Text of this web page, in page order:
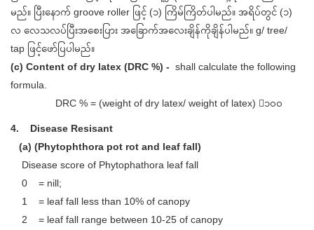
မည်။ ပြီးနောက် groove roller ဖြင့် (၁) ကြိမ်ကြိတ်ပါမည်။ အရိပ်တွင် (၁)
လ လေသလပ်ပြီးအစေးပြား အခြောက်အလေးချိန်ကိုချိန်ပါမည်။ g/ tree/
tap ဖြင့်ဖော်ပြပါမည်။
(c) Content of dry latex (DRC %) - shall calculate the following
formula.
DRC % = (weight of dry latex/ weight of latex) ၁၀၀
4. Disease Resisant
(a) (Phytophthora pot rot and leaf fall)
Disease score of Phytophathora leaf fall
0 = nill;
1 = leaf fall less than 10% of canopy
2 = leaf fall range between 10-25 of canopy